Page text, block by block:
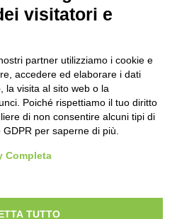
ecco il programma del
dalla Regione 1,5 milioni
ampliare gli orari dei servizi
di tariffa
verso la collina
visitatori e
partner utilizziamo i cookie e
accedere ed elaborare i dati
la visita al sito web o la
Poiché rispettiamo il tuo diritto
di non consentire alcuni tipi di
per saperne di più.
Completa
TUTTO